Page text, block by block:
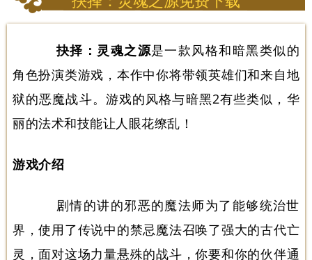
抉择：灵魂之源是一款风格和暗黑类似的
角色扮演类游戏，本作中你将带领英雄们和来自地
狱的恶魔战斗。游戏的风格与暗黑2有些类似，华
丽的法术和技能让人眼花缭乱！
游戏介绍
剧情的讲的邪恶的魔法师为了能够统治世
界，使用了传说中的禁忌魔法召唤了强大的古代亡
灵，面对这场力量悬殊的战斗，你要和你的伙伴通